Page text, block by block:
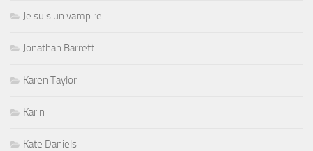
Je suis un vampire
Jonathan Barrett
Karen Taylor
Karin
Kate Daniels